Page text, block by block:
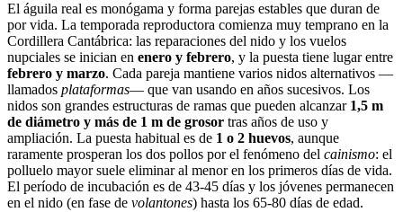
El águila real es monógama y forma parejas estables que duran de
por vida. La temporada reproductora comienza muy temprano en la
Cordillera Cantábrica: las reparaciones del nido y los vuelos
nupciales se inician en enero y febrero, y la puesta tiene lugar entre
febrero y marzo. Cada pareja mantiene varios nidos alternativos —
llamados plataformas— que van usando en años sucesivos. Los
nidos son grandes estructuras de ramas que pueden alcanzar 1,5 m
de diámetro y más de 1 m de grosor tras años de uso y
ampliación. La puesta habitual es de 1 o 2 huevos, aunque
raramente prosperan los dos pollos por el fenómeno del cainismo: el
polluelo mayor suele eliminar al menor en los primeros días de vida.
El período de incubación es de 43-45 días y los jóvenes permanecen
en el nido (en fase de volantones) hasta los 65-80 días de edad.